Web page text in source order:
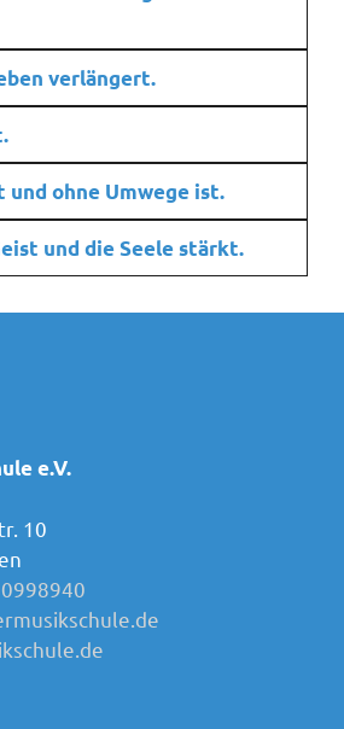
verlängert.
ohne Umwege ist.
und die Seele stärkt.
e.V.
10